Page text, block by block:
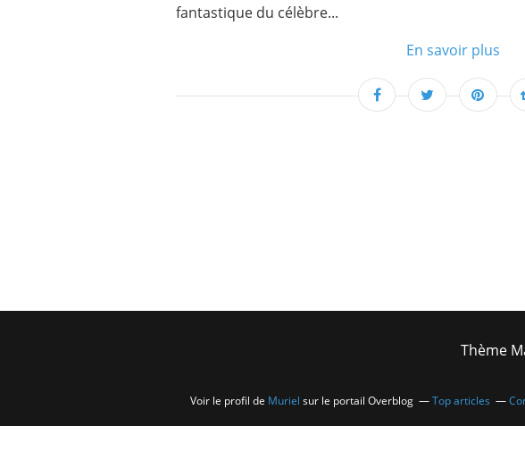
fantastique du célèbre...
En savoir plus
Thème
Voir le profil de Muriel sur le portail Overblog Top articles